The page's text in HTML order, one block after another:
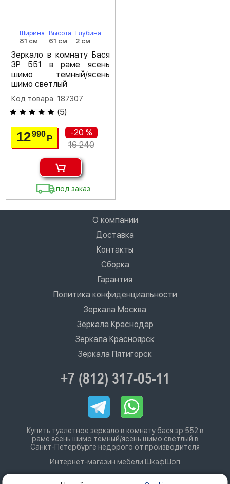
Ширина
81 см
Высота
61 см
Глубина
2 см
Зеркало в комнату Бася
ЗР 551 в раме ясень
шимо темный/ясень
шимо светлый
Код товара: 187307
(5)
12990Р
-20 %
16 240
под заказ
О компании
Доставка
Контакты
Сборка
Гарантия
Политика конфиденциальности
Зеркала Москва
Зеркала Краснодар
Зеркала Красноярск
Зеркала Пятигорск
+7 (812) 317-05-11
Купить туалетное зеркало в комнату бася зр 552 в
раме ясень шимо темный/ясень шимо светлый в
Санкт-Петербурге недорого от производителя
Интернет-магазин мебели ШкафШоп